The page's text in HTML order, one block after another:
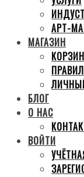
АРТ-
МАГАЗИН
БЛОГ
О НАС
ВОЙТИ